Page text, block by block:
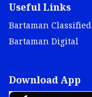
Useful Links
Bartaman Classified
Bartaman Digital
Download App